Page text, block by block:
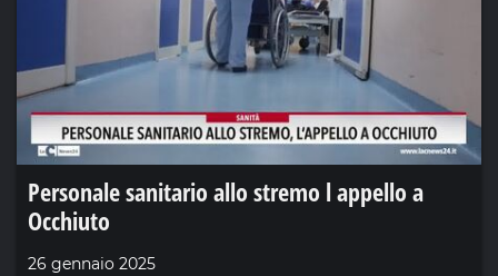
Personale sanitario allo stremo l appello a
Occhiuto
26 gennaio 2025